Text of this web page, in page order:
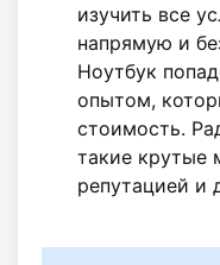
изучить все
напрямую и
Ноутбук
опытом,
стоимость.
такие крутые
репутацией и